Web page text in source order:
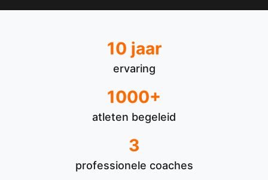
10 jaar
ervaring
1000+
atleten begeleid
3
professionele coaches